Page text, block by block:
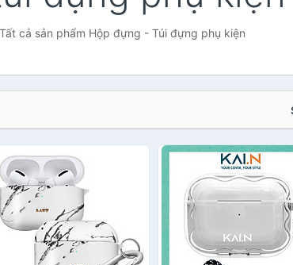
cả sản phẩm Hộp đựng - Túi đựng phụ kiện